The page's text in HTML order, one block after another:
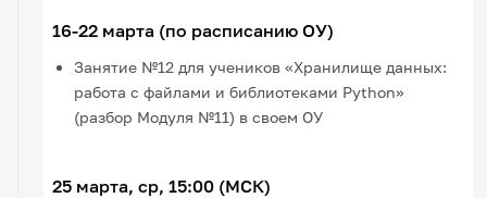
16-22 марта (по расписанию ОУ)
Занятие №12 для учеников «Хранилище данных:
работа с файлами и библиотеками Python»
(разбор Модуля №11) в своем ОУ
25 марта, ср, 15:00 (МСК)